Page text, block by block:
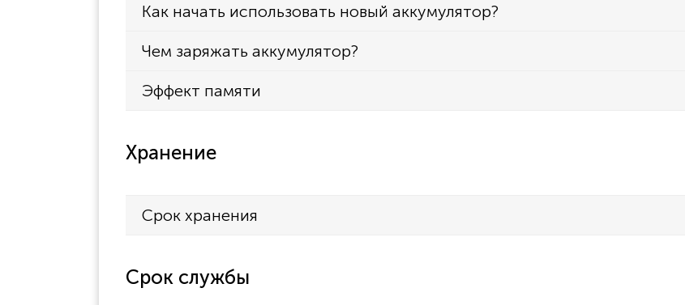
Как начать использовать новый аккумулятор?
Чем заряжать аккумулятор?
Эффект памяти
Хранение
Срок хранения
Срок службы